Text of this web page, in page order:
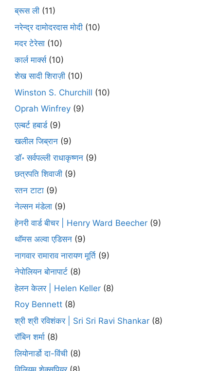
ब्रूस ली (11)
नरेन्द्र दामोदरदास मोदी (10)
मदर टेरेसा (10)
कार्ल मार्क्स(10)
शेख सादी शिराज़ी (10)
Winston S. Churchill (10)
Oprah Winfrey (9)
एल्बर्ट हबार्ड(9)
खलील जिब्रान (9)
डॉ॰ सर्वपल्ली राधाकृष्णन (9)
छत्रपति शिवाजी (9)
रतन टाटा (9)
नेल्सन मंडेला (9)
हेनरी वार्ड बीचर | Henry Ward Beecher (9)
थॉमस अल्वा एडिसन (9)
नागवार रामाराव नारायण मूर्ति (9)
नेपोलियन बोनापार्ट (8)
हेलन केलर | Helen Keller (8)
Roy Bennett (8)
श्री श्री रविशंकर | Sri Sri Ravi Shankar (8)
रॉबिन शर्मा (8)
लियोनार्डो दा-विंची (8)